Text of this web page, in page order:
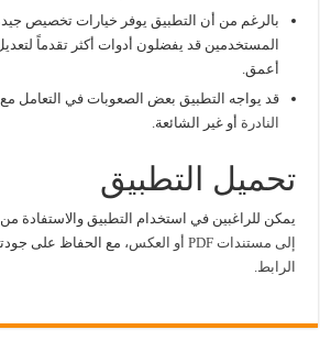
بالرغم من أن التطبيق يوفر خيارات تخصيص
أعمق.
قد يواجه التطبيق بعض الصعوبات في التعامل
النادرة أو غير الشائعة.
تحميل التطبيق
يمكن للراغبين في استخدام التطبيق والاستفادة
إلى مستندات PDF أو العكس،
مع الحفاظ على
الرابط.